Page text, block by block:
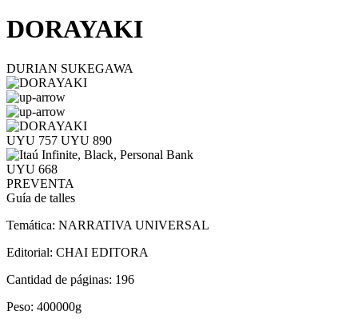
DORAYAKI
DURIAN SUKEGAWA
UYU 757 UYU 890
UYU 668
PREVENTA
Guía de talles
Temática: NARRATIVA UNIVERSAL
Editorial: CHAI EDITORA
Cantidad de páginas: 196
Peso: 400000g